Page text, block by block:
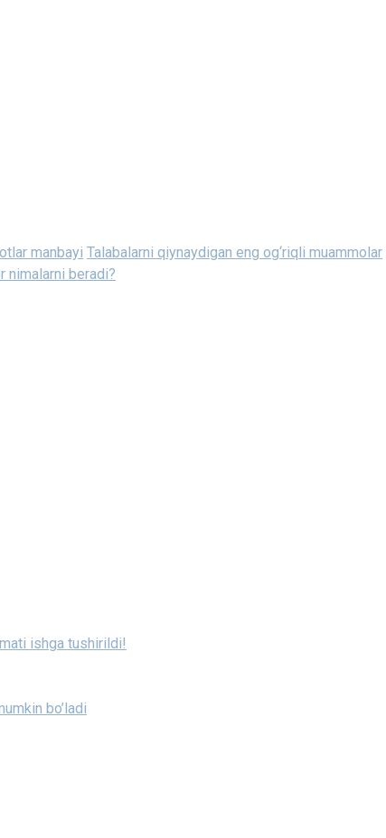
manbayi Talabalarni qiynaydigan eng og‘riqli muammolar
nimalarni beradi?
ishga tushirildi!
bo’ladi